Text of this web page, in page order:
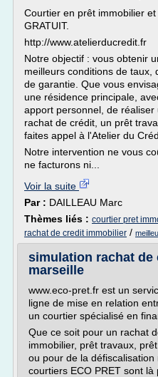
Courtier en prêt immobilier
GRATUIT.
http://www.atelierducredit.fr
Notre objectif : vous obtenir
meilleurs conditions de taux,
de garantie. Que vous
une résidence principale,
apport personnel, de
rachat de crédit, un prêt
faites appel à l'Atelier du
Notre intervention ne vous
ne facturons ni...
Voir la suite
Par : DAILLEAU Marc
Thèmes liés : courtier pret
rachat de credit immobilier /
simulation rachat
marseille
www.eco-pret.fr est un
ligne de mise en relation
un courtier spécialisé en
Que ce soit pour un rachat
immobilier, prêt travaux,
ou pour de la défiscalisation
courtiers ECO PRET sont